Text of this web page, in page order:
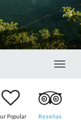
Popular Reseñas